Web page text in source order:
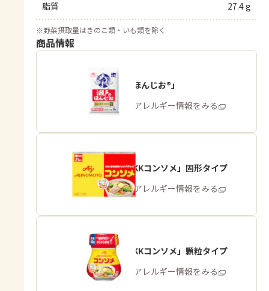
脂質 27.4 g
※野菜摂取量はきのこ類・いも類を除く
商品情報
「瀬戸のほんじお®」
商品・アレルギー情報をみる
「味の素KKコンソメ」固形タイプ
商品・アレルギー情報をみる
「味の素KKコンソメ」顆粒タイプ
商品・アレルギー情報をみる